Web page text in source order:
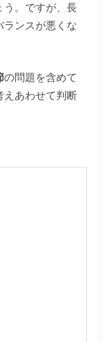
う。ですが、長
ンスが悪くな
の問題を含めて
えあわせて判断